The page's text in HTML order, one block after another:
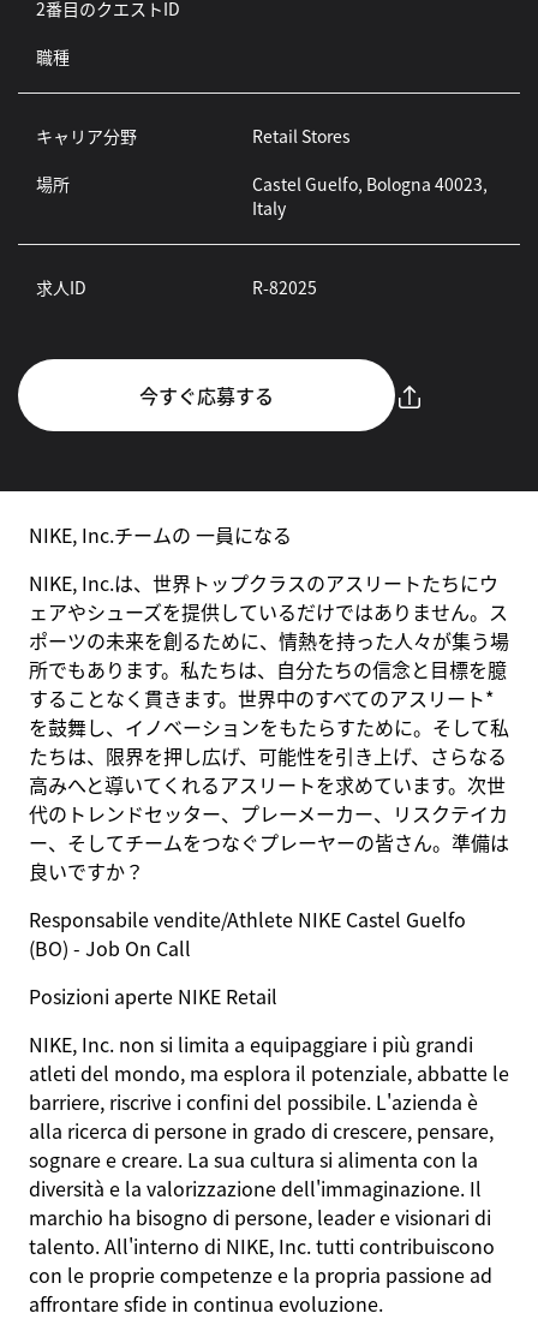
2番目のクエストID
職種
キャリア分野
Retail Stores
場所
Castel Guelfo, Bologna 40023,
Italy
求人ID R-82025
今すぐ応募する
NIKE, Inc.チームの 一員になる
NIKE, Inc.は、世界トップクラスのアスリートたちにウ
ェアやシューズを提供しているだけではありません。ス
ポーツの未来を創るために、情熱を持った人々が集う場
所でもあります。私たちは、自分たちの信念と目標を臆
することなく貫きます。世界中のすべてのアスリート*
を鼓舞し、イノベーションをもたらすために。そして私
たちは、限界を押し広げ、可能性を引き上げ、さらなる
高みへと導いてくれるアスリートを求めています。次世
代のトレンドセッター、プレーメーカー、リスクテイカ
ー、そしてチームをつなぐプレーヤーの皆さん。準備は
良いですか？
Responsabile vendite/Athlete NIKE Castel Guelfo
(BO) - Job On Call
Posizioni aperte NIKE Retail
NIKE, Inc. non si limita a equipaggiare i più grandi
atleti del mondo, ma esplora il potenziale, abbatte le
barriere, riscrive i confini del possibile. L'azienda è
alla ricerca di persone in grado di crescere, pensare,
sognare e creare. La sua cultura si alimenta con la
diversità e la valorizzazione dell'immaginazione. Il
marchio ha bisogno di persone, leader e visionari di
talento. All'interno di NIKE, Inc. tutti contribuiscono
con le proprie competenze e la propria passione ad
affrontare sfide in continua evoluzione.